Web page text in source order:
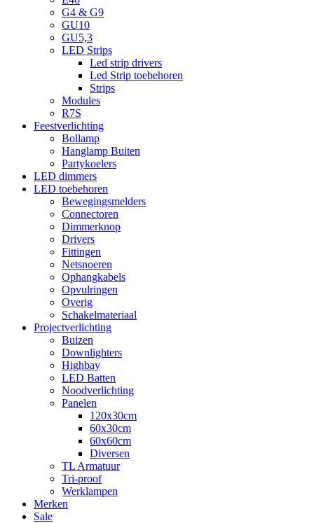
G4 & G9
GU10
GU5,3
LED Strips
Led strip drivers
Led Strip toebehoren
Strips
Modules
R7S
Feestverlichting
Bollamp
Hanglamp Buiten
Partykoelers
LED dimmers
LED toebehoren
Bewegingsmelders
Connectoren
Dimmerknop
Drivers
Fittingen
Netsnoeren
Ophangkabels
Opvulringen
Overig
Schakelmateriaal
Projectverlichting
Buizen
Downlighters
Highbay
LED Batten
Noodverlichting
Panelen
120x30cm
60x30cm
60x60cm
Diversen
TL Armatuur
Tri-proof
Werklampen
Merken
Sale